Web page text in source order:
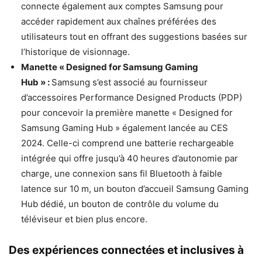
connecte également aux comptes Samsung pour
accéder rapidement aux chaînes préférées des
utilisateurs tout en offrant des suggestions basées sur
l’historique de visionnage.
Manette « Designed for Samsung Gaming
Hub » : Samsung s’est associé au fournisseur
d’accessoires Performance Designed Products (PDP)
pour concevoir la première manette « Designed for
Samsung Gaming Hub » également lancée au CES
2024. Celle-ci comprend une batterie rechargeable
intégrée qui offre jusqu’à 40 heures d’autonomie par
charge, une connexion sans fil Bluetooth à faible
latence sur 10 m, un bouton d’accueil Samsung Gaming
Hub dédié, un bouton de contrôle du volume du
téléviseur et bien plus encore.
Des expériences connectées et inclusives à